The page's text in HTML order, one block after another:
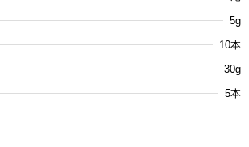
5g
10本
30g
5本